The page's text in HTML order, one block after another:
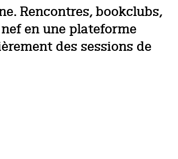
Rencontres, bookclubs,
en une plateforme
des sessions de